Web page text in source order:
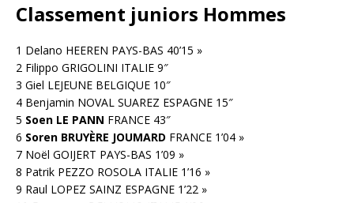
Classement juniors Hommes
1 Delano HEEREN PAYS-BAS 40’15 »
2 Filippo GRIGOLINI ITALIE 9″
3 Giel LEJEUNE BELGIQUE 10″
4 Benjamin NOVAL SUAREZ ESPAGNE 15″
5 Soen LE PANN FRANCE 43″
6 Soren BRUYÈRE JOUMARD FRANCE 1’04 »
7 Noël GOIJERT PAYS-BAS 1’09 »
8 Patrik PEZZO ROSOLA ITALIE 1’16 »
9 Raul LOPEZ SAINZ ESPAGNE 1’22 »